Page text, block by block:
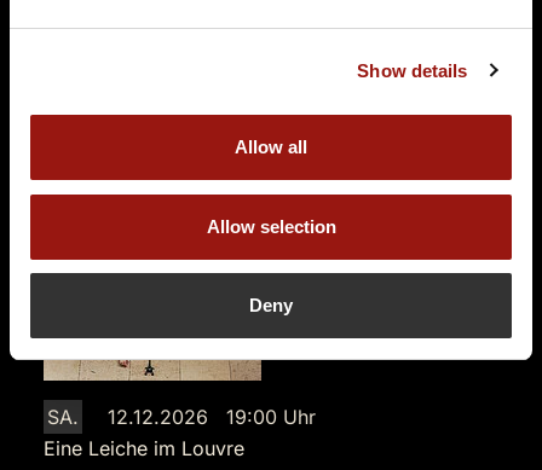
Show details
Allow all
Allow selection
Deny
Tickets kaufen
SA.
12.12.2026 19:00 Uhr
Eine Leiche im Louvre